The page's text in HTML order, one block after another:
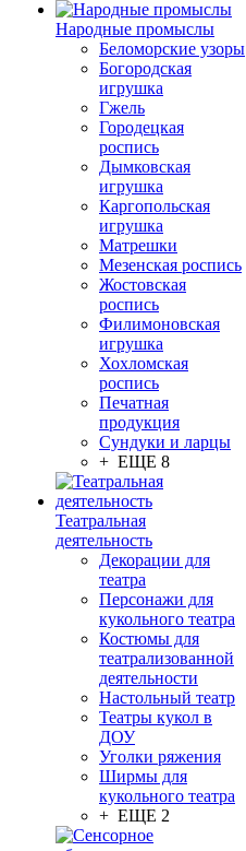
Народные промыслы
Беломорские узоры
Богородская
игрушка
Гжель
Городецкая
роспись
Дымковская
игрушка
Каргопольская
игрушка
Матрешки
Мезенская роспись
Жостовская
роспись
Филимоновская
игрушка
Хохломская
роспись
Печатная
продукция
Сундуки и ларцы
+ ЕЩЕ 8
Театральная
деятельность
Декорации для
театра
Персонажи для
кукольного театра
Костюмы для
театрализованной
деятельности
Настольный театр
Театры кукол в
ДОУ
Уголки ряжения
Ширмы для
кукольного театра
+ ЕЩЕ 2